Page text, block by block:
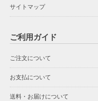
サイトマップ
ご利用ガイド
ご注文について
お支払について
送料・お届けについて